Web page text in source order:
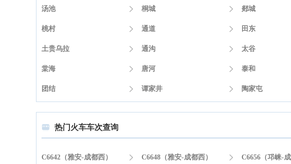
汤池  桐城  郯城
桃村  通道  田东
土贵乌拉  通沟  太谷
棠海  唐河  泰和
团结  谭家井  陶家屯
 热门火车车次查询
C6642（雅安-成都西）  C6648（雅安-成都西）  C6656（邛崃-成